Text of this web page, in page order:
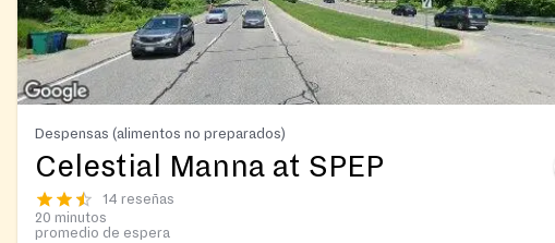
Despensas (alimentos no preparados)
Celestial Manna at SPEP
14 reseñas
20 minutos
promedio de espera